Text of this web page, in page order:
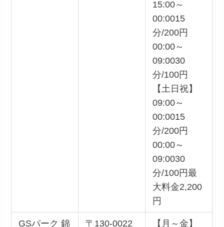
15:00～
00:0015
分/200円
00:00～
09:0030
分/100円
【土日祝】
09:00～
00:0015
分/200円
00:00～
09:0030
分/100円最
大料金2,200
円
GSパーク 錦
〒130-0022
【月～金】